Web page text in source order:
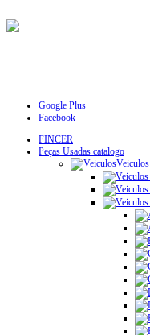
Google Plus
Facebook
FINCER
Peças Usadas catalogo
Veiculos